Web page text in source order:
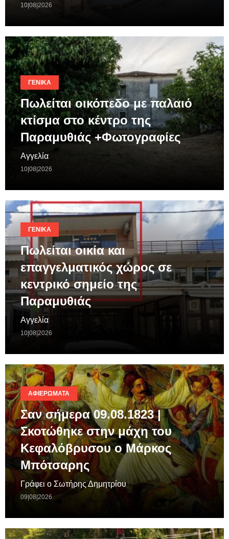
10|08|2026
ΓΕΝΙΚΆ
Πωλείται οικόπεδο με παλαιό
κτίσμα στο κέντρο της
Παραμυθιάς +Φωτογραφίες
Αγγελία
10|08|2026
ΓΕΝΙΚΆ
Πωλείται οικία και
επαγγελματικός χώρος σε
κεντρικό σημείο της
Παραμυθιάς
Αγγελία
10|08|2026
ΑΦΙΕΡΏΜΑΤΑ
Σαν σήμερα 09.08.1823 |
Σκοτώθηκε στην μάχη του
Κεφαλόβρυσου ο Μάρκος
Μπότσαρης
Γράφει ο Σωτήρης Δημητρίου
09|08|2026